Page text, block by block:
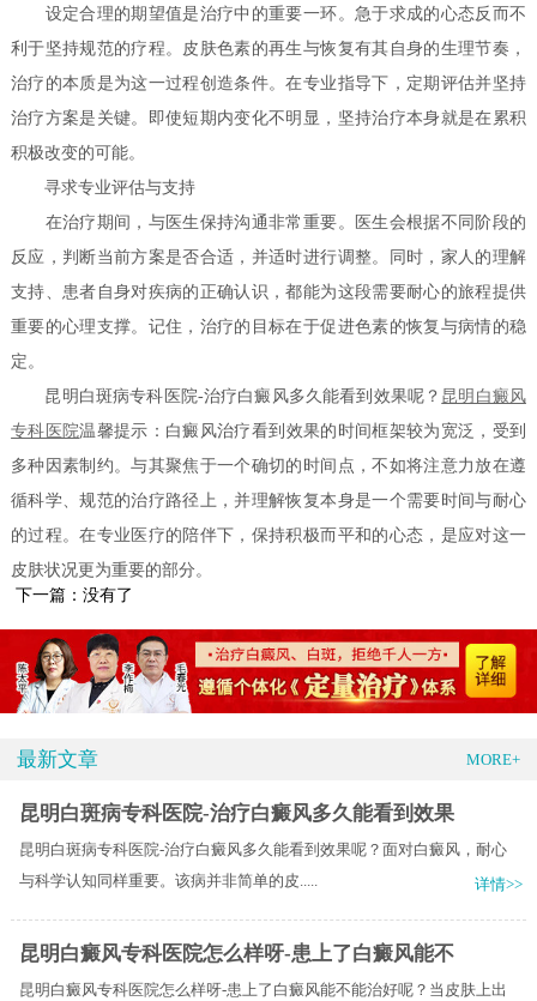
设定合理的期望值是治疗中的重要一环。急于求成的心态反而不
利于坚持规范的疗程。皮肤色素的再生与恢复有其自身的生理节奏，
治疗的本质是为这一过程创造条件。在专业指导下，定期评估并坚持
治疗方案是关键。即使短期内变化不明显，坚持治疗本身就是在累积
积极改变的可能。
寻求专业评估与支持
在治疗期间，与医生保持沟通非常重要。医生会根据不同阶段的
反应，判断当前方案是否合适，并适时进行调整。同时，家人的理解
支持、患者自身对疾病的正确认识，都能为这段需要耐心的旅程提供
重要的心理支撑。记住，治疗的目标在于促进色素的恢复与病情的稳
定。
昆明白斑病专科医院-治疗白癜风多久能看到效果呢？ 昆明白癜风
专科医院温馨提示：白癜风治疗看到效果的时间框架较为宽泛，受到
多种因素制约。与其聚焦于一个确切的时间点，不如将注意力放在遵
循科学、规范的治疗路径上，并理解恢复本身是一个需要时间与耐心
的过程。在专业医疗的陪伴下，保持积极而平和的心态，是应对这一
皮肤状况更为重要的部分。
下一篇：没有了
最新文章 MORE+
昆明白斑病专科医院-治疗白癜风多久能看到效果
昆明白斑病专科医院-治疗白癜风多久能看到效果呢？面对白癜风，耐心
与科学认知同样重要。该病并非简单的皮.....
详情>>
昆明白癜风专科医院怎么样呀-患上了白癜风能不
昆明白癜风专科医院怎么样呀-患上了白癜风能不能治好呢？当皮肤上出